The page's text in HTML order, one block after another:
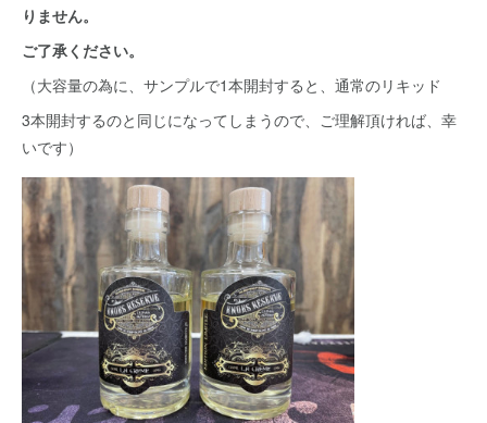
りません。
ご了承ください。
（大容量の為に、サンプルで1本開封すると、通常のリキッド
3本開封するのと同じになってしまうので、ご理解頂ければ、幸
いです）